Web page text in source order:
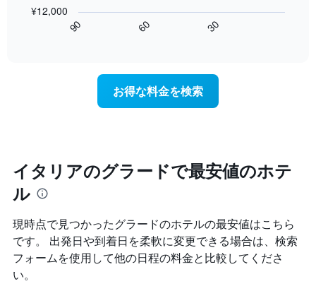
す
の
ル
ラ
ン
ご
と
の
カ
テ
均
に
計
て
表
示
し
た
表
れ
て
室
料
金
が
ど
よ
90 60 30
¥12,000
お得な料金を検索
イタリアのグラードで最安値のホテ
ル
現時点で見つかったグラードのホテルの最安値はこちら
です。 出発日や到着日を柔軟に変更できる場合は、検索
フォームを使用して他の日程の料金と比較してくださ
い。